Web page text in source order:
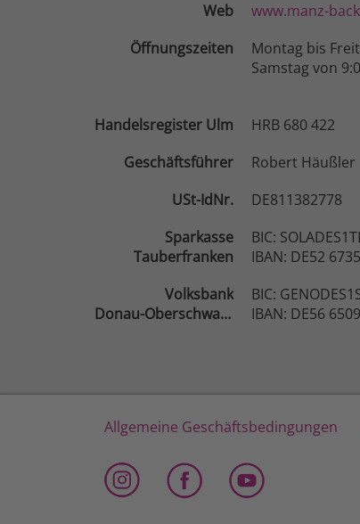
Web
www.manz-
Öffnungszeiten
Montag bis
Samstag von
Handelsregister Ulm
HRB 680 422
Geschäftsführer
Robert Häußler
USt-IdNr.
DE811382778
Sparkasse
Tauberfranken
BIC:
IBAN: DE52
Volksbank
Donau-Oberschwaben
BIC:
IBAN: DE56
Allgemeine Geschäftsbedingungen